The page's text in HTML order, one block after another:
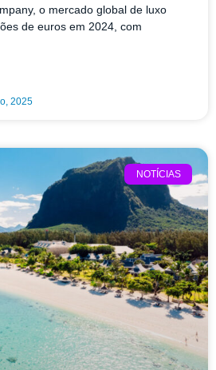
o mercado global de luxo
de euros em 2024, com
2025
NOTÍCIAS